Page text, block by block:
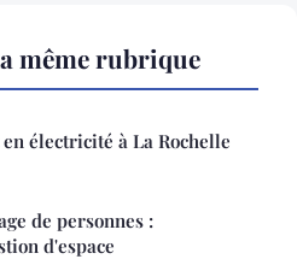
même rubrique
électricité à La Rochelle
de personnes :
d'espace